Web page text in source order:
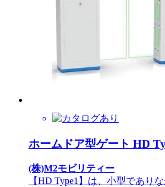
ホームドア型ゲート HD
(株)M2モビリティー
【HD Type1】は、小型であり